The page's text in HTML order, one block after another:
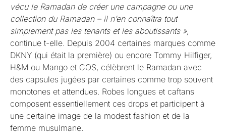
vécu le Ramadan de créer une campagne ou une
collection du Ramadan – il n’en connaîtra tout
simplement pas les tenants et les aboutissants »,
continue t-elle. Depuis 2004 certaines marques comme
DKNY (qui était la première) ou encore Tommy Hilfiger,
H&M ou Mango et COS, célèbrent le Ramadan avec
des capsules jugées par certaines comme trop souvent
monotones et attendues. Robes longues et caftans
composent essentiellement ces drops et participent à
une certaine image de la modest fashion et de la
femme musulmane.